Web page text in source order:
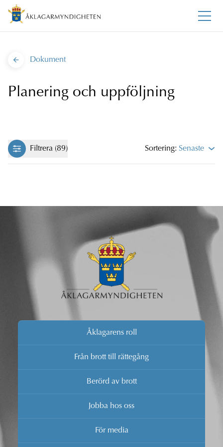
Dokument
Planering och uppföljning
Filtrera (89) Sortering: Senaste
Åklagarens roll
Från brott till rättegång
Berörd av brott
Jobba hos oss
För media